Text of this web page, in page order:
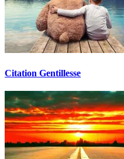
Citation Gentillesse